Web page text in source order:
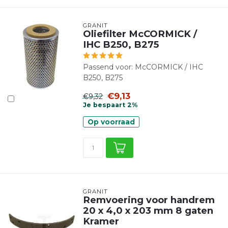
GRANIT
Oliefilter McCORMICK /
IHC B250, B275
Passend voor: McCORMICK / IHC
B250, B275
€9,32 €9,13
Je bespaart 2%
Op voorraad
GRANIT
Remvoering voor handrem
20 x 4,0 x 203 mm 8 gaten
Kramer